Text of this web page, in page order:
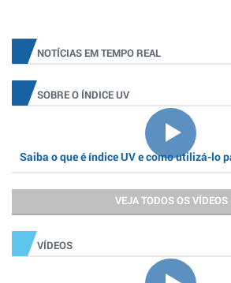
NOTÍCIAS EM TEMPO REAL
SOBRE O ÍNDICE UV
Saiba o que é índice UV e como utilizá-lo
VEJA TODOS OS VÍDEOS
VÍDEOS